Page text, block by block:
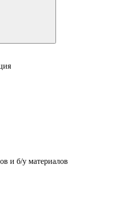
и б/у материалов